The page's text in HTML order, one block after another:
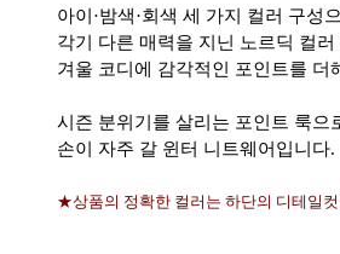
아이·밤색·회색 세 가지 컬러 구성
각기 다른 매력을 지닌 노르딕 컬러
겨울 코디에 감각적인 포인트를 더
시즌 분위기를 살리는 포인트 룩으
손이 자주 갈 윈터 니트웨어입니다.
★상품의 정확한 컬러는 하단의 디테일컷